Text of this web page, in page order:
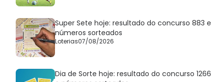
Super Sete hoje: resultado do concurso 883 e
números sorteados
Loterias07/08/2026
Dia de Sorte hoje: resultado do concurso 1266